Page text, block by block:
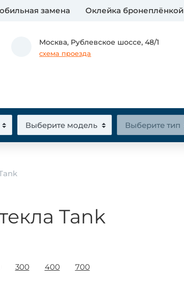
замена Оклейка бронеплёнкой
Москва, Рублевское шоссе, 48/1
схема проезда
Tank
300 400 700